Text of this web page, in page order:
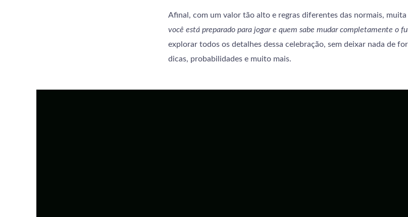
Afinal, com um valor tão alto e regras diferentes das normais,
você está preparado para jogar e quem sabe mudar completamente o
explorar todos os detalhes dessa celebração, sem deixar nada de
dicas, probabilidades e muito mais.